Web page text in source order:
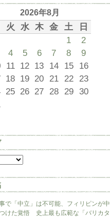
2026年8月
火 水 木 金 土
日
1
2
4 5 6 7 8
9
11 12 13 14 15
16
18 19 20 21 22
23
25 26 27 28 29 30
事で「中立」は不可能、フィリピンが中
けた覚悟 史上最も広範な「バリカタ